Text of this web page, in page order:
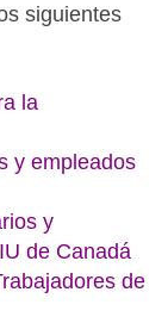
siguientes
la
y empleados
y
de Canadá
de